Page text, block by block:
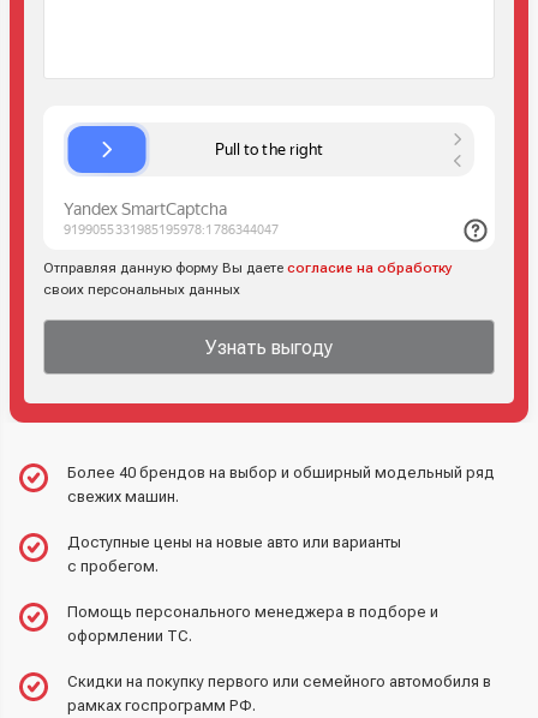
Отправляя данную форму Вы даете согласие на обработку
своих персональных данных
Узнать выгоду
Более 40 брендов на выбор и обширный модельный ряд
свежих машин.
Доступные цены на новые авто или варианты
с пробегом.
Помощь персонального менеджера в подборе и
оформлении ТС.
Скидки на покупку первого или семейного автомобиля в
рамках госпрограмм РФ.